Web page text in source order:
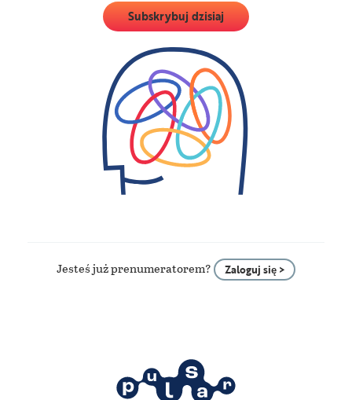
Subskrybuj dzisiaj
Jesteś już prenumeratorem? Zaloguj się >